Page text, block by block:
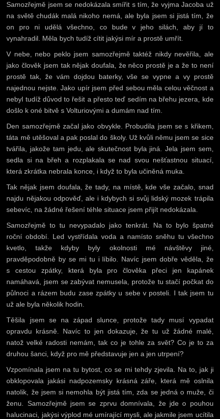
Samozřejmě jsem se nedokázala smířit s tím, že vyjma Jacoba už
na světě chudák malá nikoho nemá, ale byla jsem si jistá tím, že
on pro ni udělá všechno, co bude v jeho silách, aby jí to
vynahradil. Měla bych tudíž cítit jakýsi mír a prostě umřít.
V nebe, nebo peklo jsem samozřejmě taktéž nikdy nevěřila, ale
jako člověk jsem tak nějak doufala, že něco prostě je a že to není
prostě tak, že vám dojdou baterky, vše se vypne a vy prostě
najednou nejste. Jako upír jsem před sebou měla celou věčnost a
nebyl tudíž důvod to řešit a přesto teď sedím na břehu jezera, kde
došlo k oné bitvě s Volturiovými a dumám nad tím.
Den samozřejmě začal jako obvykle. Probudila jsem se s křikem,
táta mě utěšoval a pak poslal do školy. Už kvůli němu jsem se sice
tvářila, jakože tam jedu, ale skutečnost byla jiná. Jela jsem sem,
sedla si na břeh a rozplakala se nad svou nešťastnou situací,
která zkrátka nebrala konce, i když to byla učiněná muka.
Tak nějak jsem doufala, že tady, na místě, kde vše začalo, snad
najdu nějakou odpověď, ale i kdybych si svůj lidský mozek trápila
sebevíc, na žádné řešení téhle situace jsem přijít nedokázala.
Samozřejmě to tu nevypadalo jako tenkrát. Na to bylo špatné
roční období. Led vystřídala voda a namísto sněhu tu všechno
kvetlo, takže kdyby byly okolnosti mé návštěvy jiné,
pravděpodobně by se mi tu i líbilo. Navíc jsem dobře věděla, že
s cestou zpátky, která byla pro člověka přeci jen kapánek
namáhavá, jsem se zabývat nemusela, protože tu stačí počkat do
půlnoci a rázem budu zase zpátky u sebe v posteli. I tak jsem tu
už ale byla několik hodin.
Těšila jsem se na západ slunce, protože tady musí vypadat
opravdu krásně. Navíc to jen dokazuje, že tu už žádné malé,
natož velké radosti nemám, tak co je tohle za svět? Co je to za
druhou šanci, když pro mě představuje jen a jen utrpení?
Vzpomínala jsem na tu bytost, co se mi tehdy zjevila. Na to, jak ji
obklopovala jakási nadpozemsky krásná záře, která mě oslnila
natolik, že jsem si nemohla být jistá tím, zda se jedná o muže, či
ženu. Samozřejmě jsem se zprvu domnívala, že jde o pouhou
halucinaci, jakýsi výplod mé umírající mysli, ale jakmile jsem ucítila